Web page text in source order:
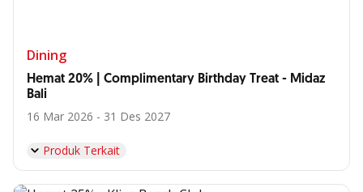
Dining
Hemat 20% | Complimentary Birthday Treat - Midaz
Bali
16 Mar 2026 - 31 Des 2027
Produk Terkait